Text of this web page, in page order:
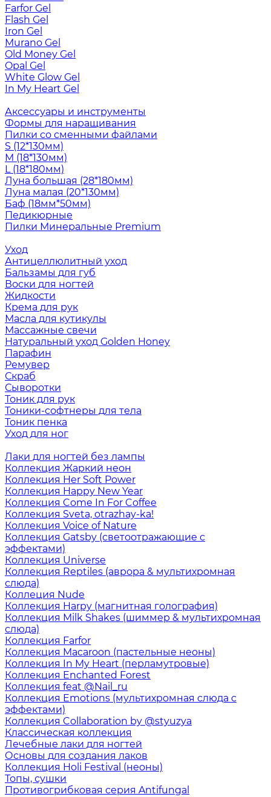
Farfor Gel
Flash Gel
Iron Gel
Murano Gel
Old Money Gel
Opal Gel
White Glow Gel
In My Heart Gel
Аксессуары и инструменты
Формы для наращивания
Пилки со сменными файлами
S (12*130мм)
M (18*130мм)
L (18*180мм)
Луна большая (28*180мм)
Луна малая (20*130мм)
Баф (18мм*50мм)
Педикюрные
Пилки Минеральные Premium
Уход
Антицеллюлитный уход
Бальзамы для губ
Воски для ногтей
Жидкости
Крема для рук
Масла для кутикулы
Массажные свечи
Натуральный уход Golden Honey
Парафин
Ремувер
Скраб
Сыворотки
Тоник для рук
Тоники-софтнеры для тела
Тоник пенка
Уход для ног
Лаки для ногтей без лампы
Коллекция Жаркий неон
Коллекция Her Soft Power
Коллекция Happy New Year
Коллекция Come In For Coffee
Коллекция Sveta, otrazhay-ka!
Коллекция Voice of Nature
Коллекция Gatsby (светоотражающие с
эффектами)
Коллекция Universe
Коллекция Reptiles (аврора & мультихромная
слюда)
Коллеция Nude
Коллекция Harpy (магнитная голография)
Коллекция Milk Shakes (шиммер & мультихромная
слюда)
Коллекция Farfor
Коллекция Macaroon (пастельные неоны)
Коллекция In My Heart (перламутровые)
Коллекция Enchanted Forest
Коллекция feat @Nail_ru
Коллекция Emotions (мультихромная слюда с
эффектами)
Коллекция Collaboration by @styuzya
Классическая коллекция
Лечебные лаки для ногтей
Основы для создания лаков
Коллекция Holi Festival (неоны)
Топы, сушки
Противогрибковая серия Antifungal